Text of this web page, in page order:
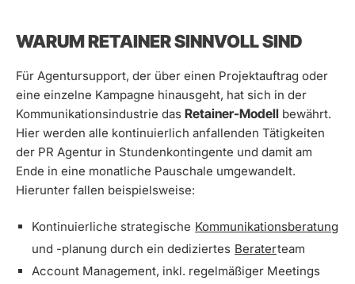
WARUM RETAINER SINNVOLL SIND
Für Agentursupport, der über einen Projektauftrag oder
eine einzelne Kampagne hinausgeht, hat sich in der
Kommunikationsindustrie das Retainer-Modell bewährt.
Hier werden alle kontinuierlich anfallenden Tätigkeiten
der PR Agentur in Stundenkontingente und damit am
Ende in eine monatliche Pauschale umgewandelt.
Hierunter fallen beispielsweise:
Kontinuierliche strategische Kommunikationsberatung
und -planung durch ein dediziertes Beraterteam
Account Management, inkl. regelmäßiger Meetings